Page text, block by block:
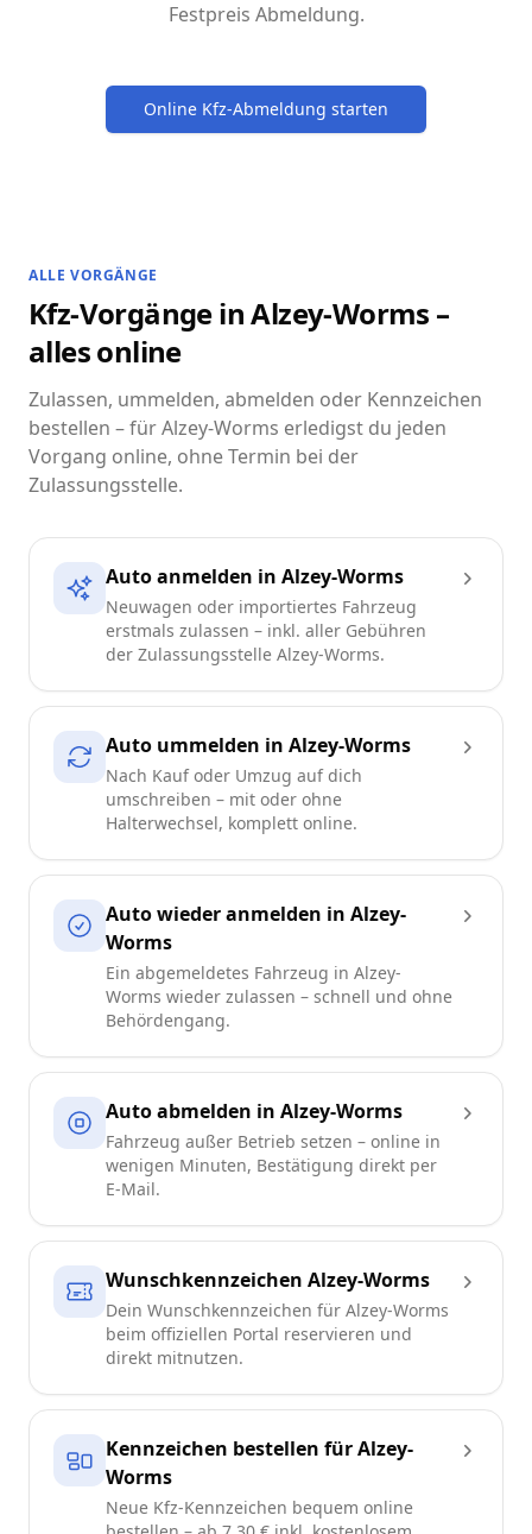
Festpreis Abmeldung.
Online Kfz-Abmeldung starten
ALLE VORGÄNGE
Kfz-Vorgänge in Alzey-Worms –
alles online
Zulassen, ummelden, abmelden oder Kennzeichen
bestellen – für Alzey-Worms erledigst du jeden
Vorgang online, ohne Termin bei der
Zulassungsstelle.
Auto anmelden in Alzey-Worms
Neuwagen oder importiertes Fahrzeug
erstmals zulassen – inkl. aller Gebühren
der Zulassungsstelle Alzey-Worms.
Auto ummelden in Alzey-Worms
Nach Kauf oder Umzug auf dich
umschreiben – mit oder ohne
Halterwechsel, komplett online.
Auto wieder anmelden in Alzey-
Worms
Ein abgemeldetes Fahrzeug in Alzey-
Worms wieder zulassen – schnell und ohne
Behördengang.
Auto abmelden in Alzey-Worms
Fahrzeug außer Betrieb setzen – online in
wenigen Minuten, Bestätigung direkt per
E-Mail.
Wunschkennzeichen Alzey-Worms
Dein Wunschkennzeichen für Alzey-Worms
beim offiziellen Portal reservieren und
direkt mitnutzen.
Kennzeichen bestellen für Alzey-
Worms
Neue Kfz-Kennzeichen bequem online